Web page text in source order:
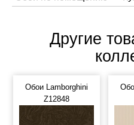
Другие
Обои Lamborghini
Z12848